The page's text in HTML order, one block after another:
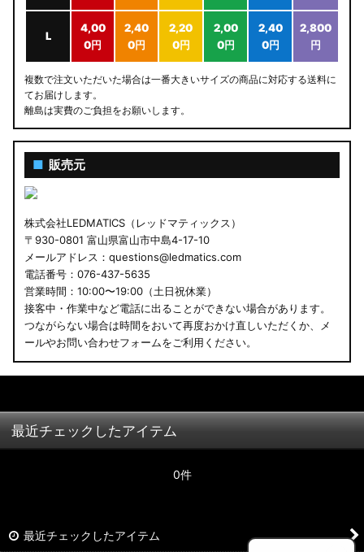
L
4,00
0円
2,40
0円
2,20
0円
2,00
0円
2,40
0円
2,800
円
複数で注文いただいた場合は一番大きいサイズの商品に対応する送料に
てお届けします。
離島は実費のご負担をお願いします。
■ 販売元
株式会社LEDMATICS（レッドマティックス）
〒930-0801 富山県富山市中島4-17-10
メールアドレス：questions@ledmatics.com
電話番号：076-437-5635
営業時間：10:00〜19:00（土日祝休業）
接客中・作業中など電話に出ることができない場合があります。
つながらない場合は時間をおいて再度おかけ直しいただくか、メ
ールやお問い合わせフォームをご利用ください。
最近チェックしたアイテム
0件
最近チェックしたアイテム